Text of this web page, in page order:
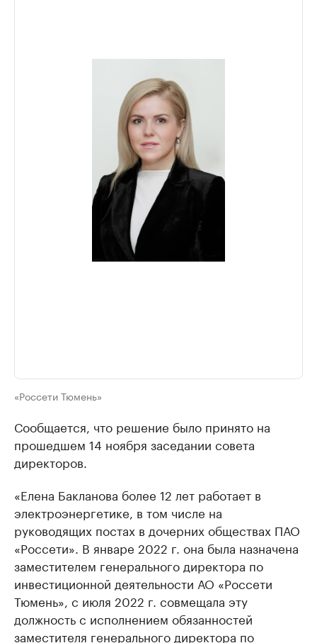
«Россети Тюмень»
Сообщается, что решение было принято на
прошедшем 14 ноября заседании совета
директоров.
«Елена Бакланова более 12 лет работает в
электроэнергетике, в том числе на
руководящих постах в дочерних обществах ПАО
«Россети». В январе 2022 г. она была назначена
заместителем генерального директора по
инвестиционной деятельности АО «Россети
Тюмень», с июля 2022 г. совмещала эту
должность с исполнением обязанностей
заместителя генерального директора по